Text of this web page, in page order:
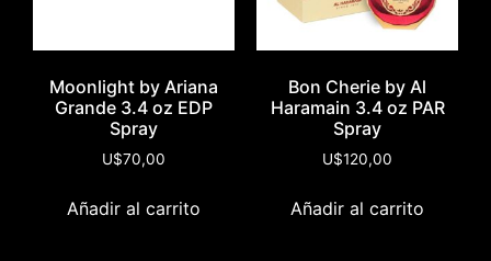
Moonlight by Ariana
Grande 3.4 oz EDP
Spray
U$70,00
Añadir al carrito
Bon Cherie by Al
Haramain 3.4 oz PAR
Spray
U$120,00
Añadir al carrito